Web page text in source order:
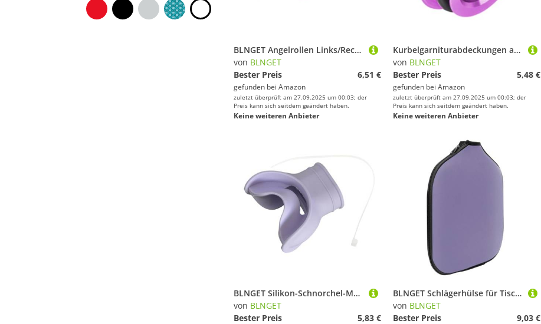
BLNGET Angelrollen Links/Rechts Griff Verriegelungsplatte Schrauben Mutterabdeckungen Verriegelungsteil für Baitcastrollen Schraube Mutter Abdeckung u
von BLNGET
Bester Preis
6,51 €
gefunden bei Amazon
zuletzt überprüft am 27.09.2025 um 00:03; der
Preis kann sich seitdem geändert haben.
Keine weiteren Anbieter
Kurbelgarniturabdeckungen aus Aluminiumlegierung, Mittelschaft, Zahnplatte, Kurbelabdeckungen, wasserdicht, für Radfahren, Kurbelgarnitur, Zahnplatte, Kurbelabdeckung
von BLNGET
Bester Preis
5,48 €
gefunden bei Amazon
zuletzt überprüft am 27.09.2025 um 00:03; der
Preis kann sich seitdem geändert haben.
Keine weiteren Anbieter
BLNGET Silikon-Schnorchel-Mundstücke, zweite Stufe, Regler, abnehmbare Mundstücke für Schwimmen und Tauchen, Unterwasser-Atemschlauch
von BLNGET
Bester Preis
5,83 €
BLNGET Schlägerhülse für Tischtennisschläger
von BLNGET
Bester Preis
9,03 €